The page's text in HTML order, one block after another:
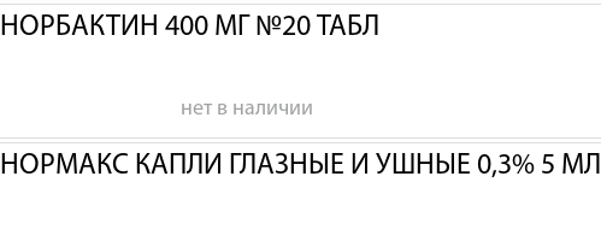
НОРБАКТИН 400 МГ №20 ТАБЛ
нет в наличии
НОРМАКС КАПЛИ ГЛАЗНЫЕ И УШНЫЕ 0,3% 5 МЛ